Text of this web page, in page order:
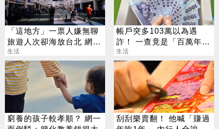
「這地方」一票人嫌無聊
旅遊人次卻海放台北 網曝
關鍵優勢
生活
帳戶突多103萬以為遇
詐！ 一查竟是「百萬年
終」
生活
窮養的孩子較孝順？ 網一
刮刮樂賣翻！ 他喊「賺過